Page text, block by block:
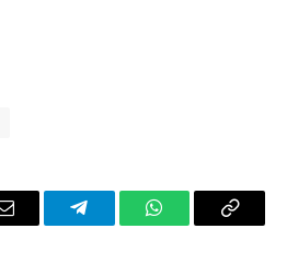
Email TelegramWhatsAppCopy